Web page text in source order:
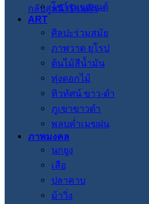
กลับสู่หน้าร้านค้า
โชว์รูมรถยนต์
ART
ศิลปะร่วมสมัย
ภาพวาด ยุโรป
ต้นไม้สีน้ำมัน
ทุ่งดอกไม้
ทิวทัศน์ ขาว-ดำ
ภูเขาขาวดำ
พลบค่ำเมฆฝน
ภาพมงคล
นกยูง
เสือ
ปลาคาบ
ม้าวิ่ง